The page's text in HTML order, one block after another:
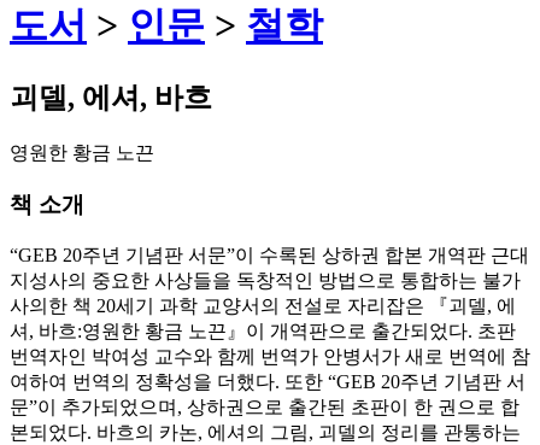
도서 > 인문 > 철학
괴델, 에셔, 바흐
영원한 황금 노끈
책 소개
“GEB 20주년 기념판 서문”이 수록된 상하권 합본 개역판 근대
지성사의 중요한 사상들을 독창적인 방법으로 통합하는 불가
사의한 책 20세기 과학 교양서의 전설로 자리잡은 『괴델, 에
셔, 바흐:영원한 황금 노끈』이 개역판으로 출간되었다. 초판
번역자인 박여성 교수와 함께 번역가 안병서가 새로 번역에 참
여하여 번역의 정확성을 더했다. 또한 “GEB 20주년 기념판 서
문”이 추가되었으며, 상하권으로 출간된 초판이 한 권으로 합
본되었다. 바흐의 카논, 에셔의 그림, 괴델의 정리를 관통하는